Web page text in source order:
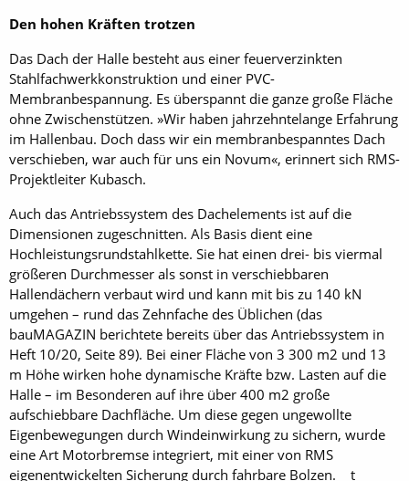
Den hohen Kräften trotzen
Das Dach der Halle besteht aus einer feuerverzinkten
Stahlfachwerkkonstruktion und einer PVC-
Membranbespannung. Es überspannt die ganze große Fläche
ohne Zwischenstützen. »Wir haben jahrzehntelange Erfahrung
im Hallenbau. Doch dass wir ein membranbespanntes Dach
verschieben, war auch für uns ein Novum«, erinnert sich RMS-
Projektleiter Kubasch.
Auch das Antriebssystem des Dachelements ist auf die
Dimensionen zugeschnitten. Als Basis dient eine
Hochleistungsrundstahlkette. Sie hat einen drei- bis viermal
größeren Durchmesser als sonst in verschiebbaren
Hallendächern verbaut wird und kann mit bis zu 140 kN
umgehen – rund das Zehnfache des Üblichen (das
bauMAGAZIN berichtete bereits über das Antriebssystem in
Heft 10/20, Seite 89). Bei einer Fläche von 3 300 m2 und 13
m Höhe wirken hohe dynamische Kräfte bzw. Lasten auf die
Halle – im Besonderen auf ihre über 400 m2 große
aufschiebbare Dachfläche. Um diese gegen ungewollte
Eigenbewegungen durch Windeinwirkung zu sichern, wurde
eine Art Motorbremse integriert, mit einer von RMS
eigenentwickelten Sicherung durch fahrbare Bolzen. t